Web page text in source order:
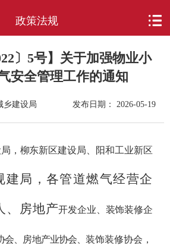
政策法规
〕5号】关于加强物业小
安全管理工作的通知
乡建设局 发布日期： 2026-05-19
，柳东新区建设局、阳和工业新区
建局，各管道燃气经营企
、房地产开发企业、装饰装修企
、房地产业协会、 装饰装修协会，